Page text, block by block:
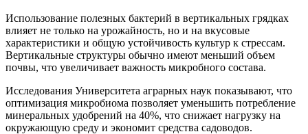
Использование полезных бактерий в вертикальных грядках
влияет не только на урожайность, но и на вкусовые
характеристики и общую устойчивость культур к стрессам.
Вертикальные структуры обычно имеют меньший объем
почвы, что увеличивает важность микробного состава.
Исследования Университета аграрных наук показывают, что
оптимизация микробиома позволяет уменьшить потребление
минеральных удобрений на 40%, что снижает нагрузку на
окружающую среду и экономит средства садоводов.